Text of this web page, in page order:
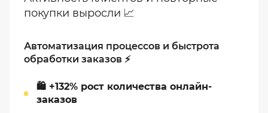
покупки выросли 📈
Автоматизация процессов и быстрота
обработки заказов ⚡
🛍️ +132% рост количества онлайн-
заказов